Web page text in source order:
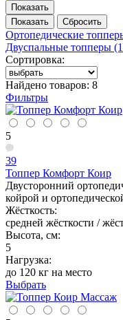
Ортопедические
Двуспальные топперы
Сортировка:
Найдено товаров: 8
Фильтры
5
39
Топпер Комфорт Коир
Двусторонний
койрой и
Жёсткость:
средней жёсткости /
Высота, см:
5
Нагрузка:
до 120 кг на место
Выбрать